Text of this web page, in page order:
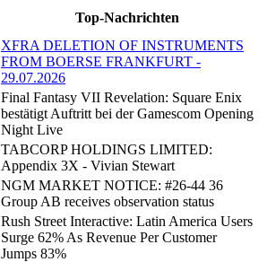
Top-Nachrichten
XFRA DELETION OF INSTRUMENTS
FROM BOERSE FRANKFURT -
29.07.2026
Final Fantasy VII Revelation: Square Enix
bestätigt Auftritt bei der Gamescom Opening
Night Live
TABCORP HOLDINGS LIMITED:
Appendix 3X - Vivian Stewart
NGM MARKET NOTICE: #26-44 36
Group AB receives observation status
Rush Street Interactive: Latin America Users
Surge 62% As Revenue Per Customer
Jumps 83%